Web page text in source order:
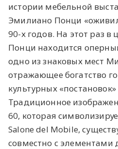
истории мебельной
Эмилиано Понци
90-х годов. На этот раз в
Понци находится
одно из знаковых мест
отражающее богатство
культурных
Традиционное
60, которая
Salone del Mobile,
совместно с элементами